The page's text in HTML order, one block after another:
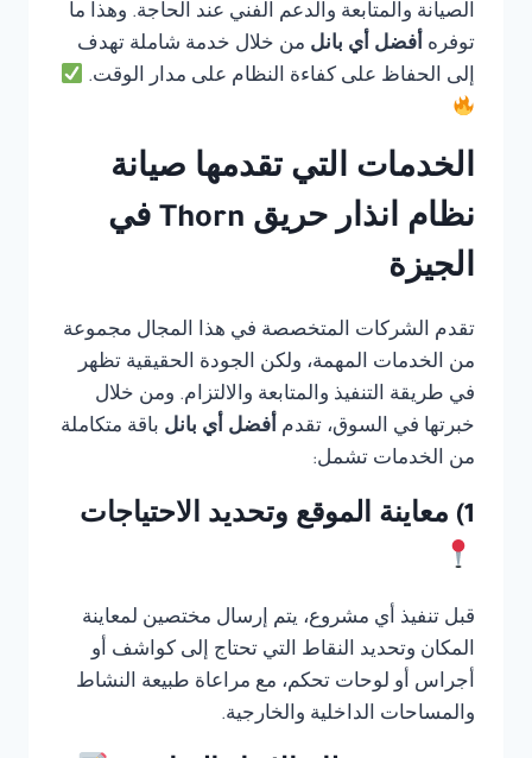
الصيانة والمتابعة والدعم الفني عند الحاجة. وهذا ما
توفره أفضل أي بانل من خلال خدمة شاملة تهدف
إلى الحفاظ على كفاءة النظام على مدار الوقت.
الخدمات التي تقدمها صيانة
نظام انذار حريق Thorn في
الجيزة
تقدم الشركات المتخصصة في هذا المجال مجموعة
من الخدمات المهمة، ولكن الجودة الحقيقية تظهر
في طريقة التنفيذ والمتابعة والالتزام. ومن خلال
خبرتها في السوق، تقدم أفضل أي بانل باقة متكاملة
من الخدمات تشمل:
1) معاينة الموقع وتحديد الاحتياجات
قبل تنفيذ أي مشروع، يتم إرسال مختصين لمعاينة
المكان وتحديد النقاط التي تحتاج إلى كواشف أو
أجراس أو لوحات تحكم، مع مراعاة طبيعة النشاط
والمساحات الداخلية والخارجية.